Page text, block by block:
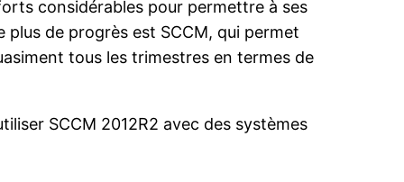
considérables pour permettre à ses
plus de progrès est SCCM, qui permet
tous les trimestres en termes de
SCCM 2012R2 avec des systèmes